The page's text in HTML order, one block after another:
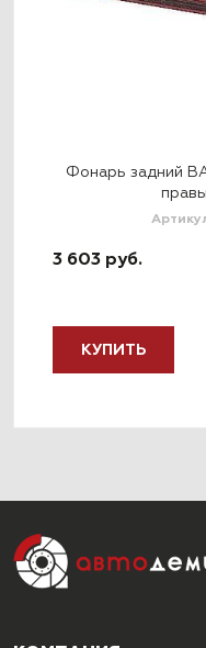
Фонарь задний
3 603 руб.
КУПИТЬ